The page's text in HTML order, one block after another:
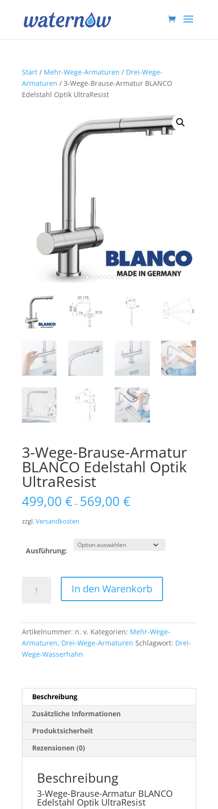
Start/ Mehr-Wege-Armaturen / Drei-Wege-
Armaturen / 3-Wege-Brause-Armatur BLANCO
Edelstahl Optik UltraResist
3-Wege-Brause-Armatur
BLANCO Edelstahl Optik
UltraResist
499,00 € – 569,00 €
zzgl.Versandkosten
Ausführung:
Wege-
BLANCO
UltraResist
In den Warenkorb
Artikelnummer: n. v. Kategorien: Mehr-Wege-
Armaturen, Drei-Wege-Armaturen Schlagwort: Drei-
Wege-Wasserhahn
Beschreibung
Zusätzliche Informationen
Produktsicherheit
Rezensionen (0)
Beschreibung
3-Wege-Brause-Armatur BLANCO
Edelstahl Optik UltraResist